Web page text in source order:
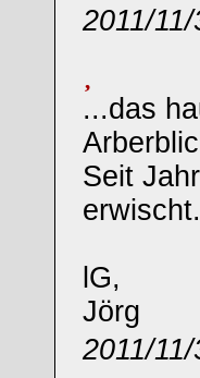
2011/
...das
Seit
lG,
Jörg
2011/